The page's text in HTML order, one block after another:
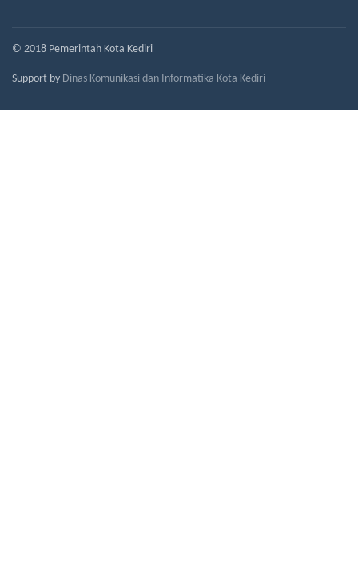
© 2018 Pemerintah Kota Kediri
Support by Dinas Komunikasi dan Informatika Kota Kediri